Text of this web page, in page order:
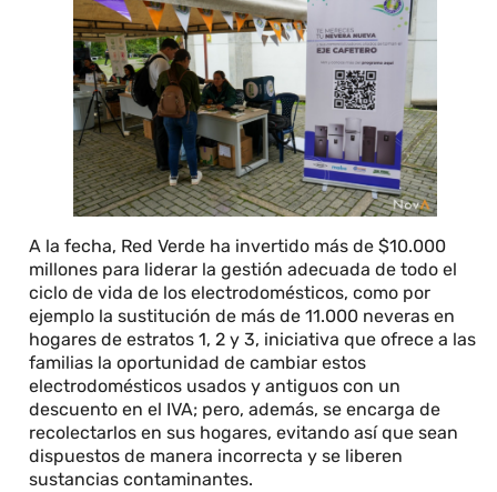
A la fecha, Red Verde ha invertido más de $10.000
millones para liderar la gestión adecuada de todo el
ciclo de vida de los electrodomésticos, como por
ejemplo la sustitución de más de 11.000 neveras en
hogares de estratos 1, 2 y 3, iniciativa que ofrece a las
familias la oportunidad de cambiar estos
electrodomésticos usados y antiguos con un
descuento en el IVA; pero, además, se encarga de
recolectarlos en sus hogares, evitando así que sean
dispuestos de manera incorrecta y se liberen
sustancias contaminantes.